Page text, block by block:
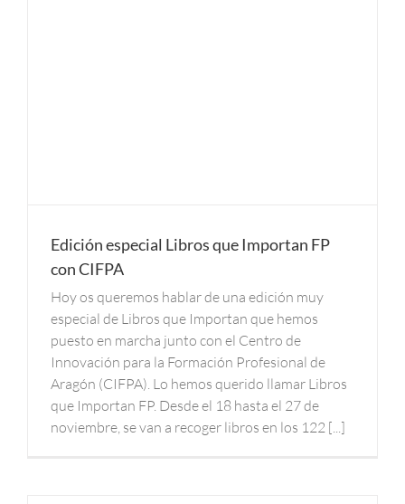
Edición especial Libros que Importan FP
con CIFPA
Hoy os queremos hablar de una edición muy
especial de Libros que Importan que hemos
puesto en marcha junto con el Centro de
Innovación para la Formación Profesional de
Aragón (CIFPA). Lo hemos querido llamar Libros
que Importan FP. Desde el 18 hasta el 27 de
noviembre, se van a recoger libros en los 122 [...]